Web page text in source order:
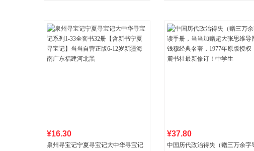
¥16.30
泉州寻宝记宁夏寻宝记大中华寻宝记
¥37.80
中国历代政治得失（赠三万余字